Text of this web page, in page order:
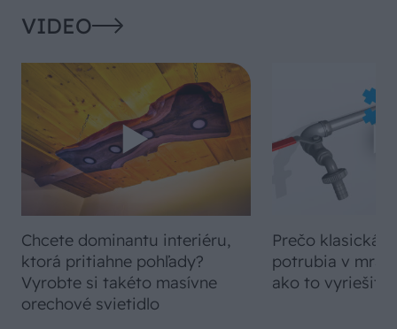
VIDEO
Chcete dominantu interiéru,
ktorá pritiahne pohľady?
Vyrobte si takéto masívne
orechové svietidlo
Prečo klasická
potrubia v
ako to vyriešiť